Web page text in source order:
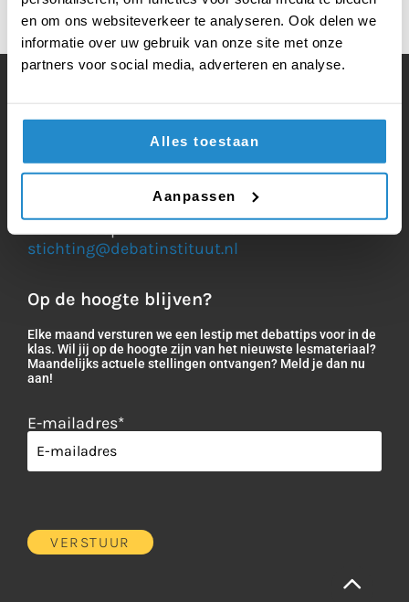
en om ons websiteverkeer te analyseren. Ook delen we
informatie over uw gebruik van onze site met onze
partners voor social media, adverteren en analyse.
Alles toestaan
Aanpassen
Volg ook onze social media:
Vragen of opmerkingen?
stichting@debatinstituut.nl
Op de hoogte blijven?
Elke maand versturen we een lestip met debattips voor in de
klas. Wil jij op de hoogte zijn van het nieuwste lesmateriaal?
Maandelijks actuele stellingen ontvangen? Meld je dan nu
aan!
E-mailadres*